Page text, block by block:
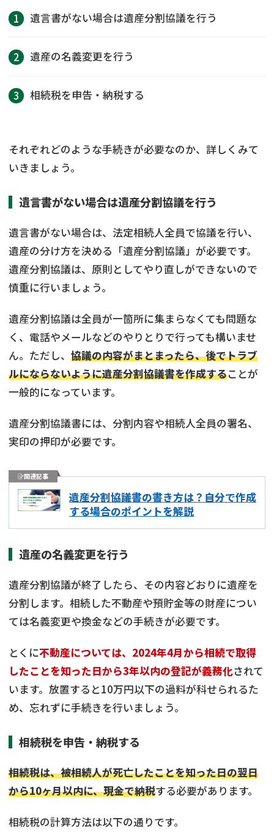
遺言書がない場合は遺産分割協議を行う
遺産の名義変更を行う
相続税を申告・納税する
それぞれどのような手続きが必要なのか、詳しくみて
いきましょう。
遺言書がない場合は遺産分割協議を行う
遺言書がない場合は、法定相続人全員で協議を行い、
遺産の分け方を決める「遺産分割協議」が必要です。
遺産分割協議は、原則としてやり直しができないので
慎重に行いましょう。
遺産分割協議は全員が一箇所に集まらなくても問題な
く、電話やメールなどのやりとりで行っても構いませ
ん。ただし、 協議の内容がまとまったら、後でトラブ
ルにならないように遺産分割協議書を作成することが
一般的になっています。
遺産分割協議書には、分割内容や相続人全員の署名、
実印の押印が必要です。
関連記事
遺産分割協議書の書き方は？自分で作成
する場合のポイントを解説
遺産の名義変更を行う
遺産分割協議が終了したら、その内容どおりに遺産を
分割します。相続した不動産や預貯金等の財産につい
ては名義変更や換金などの手続きが必要です。
とくに不動産については、2024年4月から相続で取得
したことを知った日から3年以内の登記が義務化されて
います。放置すると10万円以下の過料が科せられるた
め、忘れずに手続きを行いましょう。
相続税を申告・納税する
相続税は、被相続人が死亡したことを知った日の翌日
から10ヶ月以内に、現金で納税する必要があります。
相続税の計算方法は以下の通りです。